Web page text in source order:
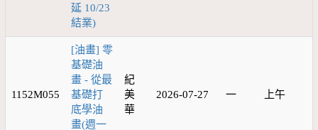
延 10/23
結業)
1152M055
[油畫] 零
基礎油
畫 - 從最
基礎打
底學油
畫(週一
紀
美
華
2026-07-27 一 上午